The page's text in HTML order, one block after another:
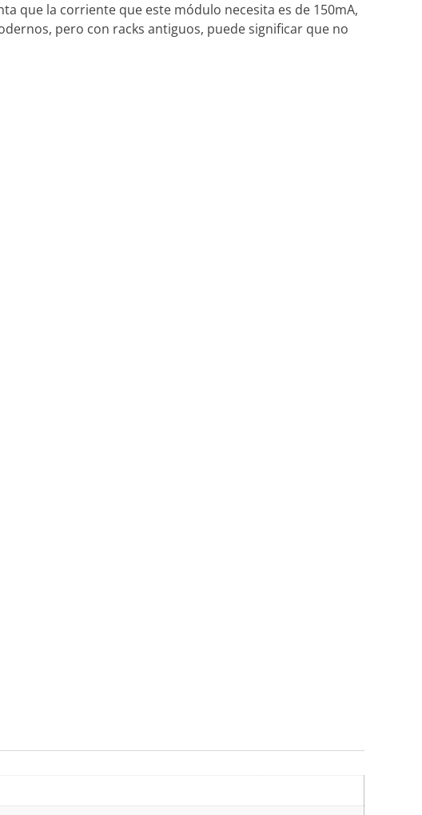
que la corriente que este módulo necesita es de 150mA,
pero con racks antiguos, puede significar que no